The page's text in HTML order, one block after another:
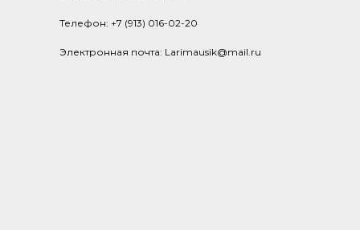
Телефон: +7 (913) 016-02-20
Электронная почта: Larimausik@mail.ru